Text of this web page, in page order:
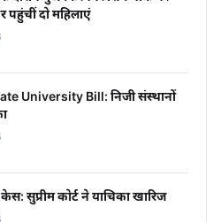
पहुंचीं दो महिलाएं
University Bill: निजी संस्थानों
केस: सुप्रीम कोर्ट ने याचिका खारिज